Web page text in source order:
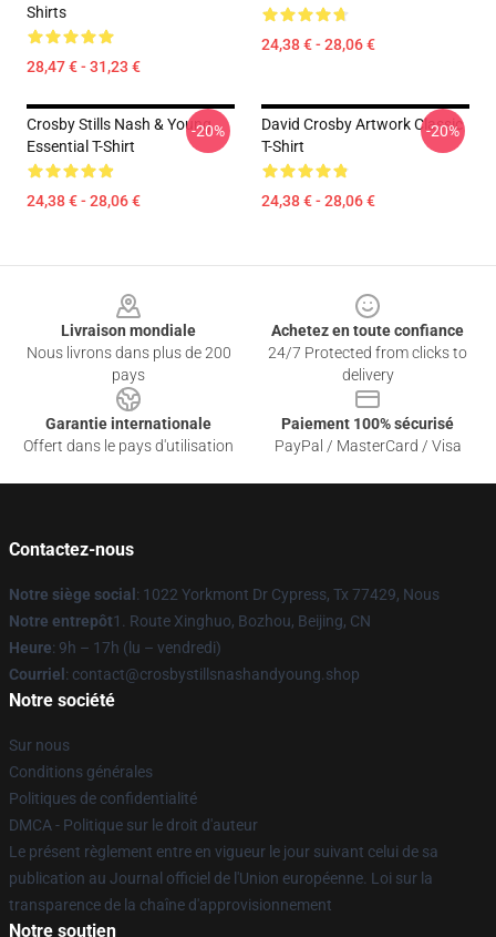
Shirts
28,47 € - 31,23 €
24,38 € - 28,06 €
Crosby Stills Nash & Young
Essential T-Shirt
24,38 € - 28,06 €
-20%
David Crosby Artwork Classic
T-Shirt
24,38 € - 28,06 €
-20%
Livraison mondiale
Nous livrons dans plus de 200
pays
Achetez en toute confiance
24/7 Protected from clicks to
delivery
Garantie internationale
Offert dans le pays d'utilisation
Paiement 100% sécurisé
PayPal / MasterCard / Visa
Contactez-nous
Notre siège social : 1022 Yorkmont Dr Cypress, Tx 77429, Nous
Notre entrepôt1. Route Xinghuo, Bozhou, Beijing, CN
Heure: 9h – 17h (lu – vendredi)
Courriel : contact@crosbystillsnashandyoung.shop
Notre société
Sur nous
Conditions générales
Politiques de confidentialité
DMCA - Politique sur le droit d'auteur
Le présent règlement entre en vigueur le jour suivant celui de sa
publication au Journal officiel de l'Union européenne. Loi sur la
transparence de la chaîne d'approvisionnement
Notre soutien